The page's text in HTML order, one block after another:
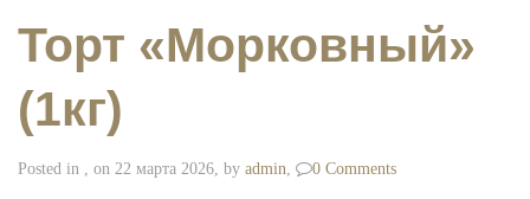
Торт «Морковный»
(1кг)
Posted in , on 22 марта 2026, by admin, 0 Comments